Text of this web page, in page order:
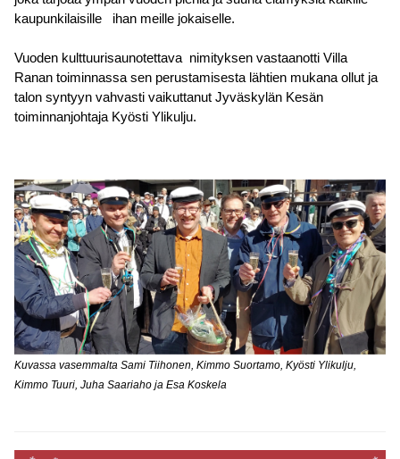
kaupunkilaisille ihan meille jokaiselle.
Vuoden kulttuurisaunotettava nimityksen vastaanotti Villa
Ranan toiminnassa sen perustamisesta lähtien mukana ollut ja
talon syntyyn vahvasti vaikuttanut Jyväskylän Kesän
toiminnanjohtaja Kyösti Ylikulju.
Kuvassa vasemmalta Sami Tiihonen, Kimmo Suortamo, Kyösti Ylikulju,
Kimmo Tuuri, Juha Saariaho ja Esa Koskela